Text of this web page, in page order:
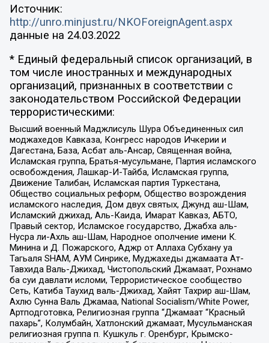
Источник:
http://unro.minjust.ru/NKOForeignAgent.aspx
данные на 24.03.2022
* Единый федеральный список организаций, в
том числе иностранных и международных
организаций, признанных в соответствии с
законодательством Российской Федерации
террористическими:
Высший военный Маджлисуль Шура Объединенных сил
моджахедов Кавказа, Конгресс народов Ичкерии и
Дагестана, База, Асбат аль-Ансар, Священная война,
Исламская группа, Братья-мусульмане, Партия исламского
освобождения, Лашкар-И-Тайба, Исламская группа,
Движение Талибан, Исламская партия Туркестана,
Общество социальных реформ, Общество возрождения
исламского наследия, Дом двух святых, Джунд аш-Шам,
Исламский джихад, Аль-Каида, Имарат Кавказ, АБТО,
Правый сектор, Исламское государство, Джабха аль-
Нусра ли-Ахль аш-Шам, Народное ополчение имени К.
Минина и Д. Пожарского, Аджр от Аллаха Субхану уа
Тагьаля SHAM, АУМ Синрике, Муджахеды джамаата Ат-
Тавхида Валь-Джихад, Чистопольский Джамаат, Рохнамо
ба суи давлати исломи, Террористическое сообщество
Сеть, Катиба Таухид валь-Джихад, Хайят Тахрир аш-Шам,
Ахлю Сунна Валь Джамаа, National Socialism/White Power,
Артподготовка, Религиозная группа “Джамаат “Красный
пахарь”, Колумбайн, Хатлонский джамаат, Мусульманская
религиозная группа п. Кушкуль г. Оренбург, Крымско-